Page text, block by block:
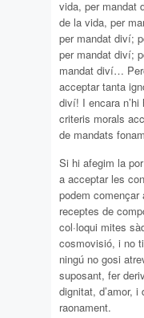
vida, per mandat
de la vida, per
per mandat diví;
per mandat diví;
mandat diví…
acceptar tanta
diví! I encara
criteris morals
de mandats
Si hi afegim la
a acceptar les
podem començar
receptes de
col·loqui mites
cosmovisió, i no
ningú no gosi
suposant, fer
dignitat, d’amor,
raonament.